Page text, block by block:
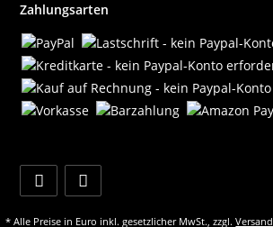
Zahlungsarten
* Alle Preise in Euro inkl. gesetzlicher MwSt., zzgl.Versand